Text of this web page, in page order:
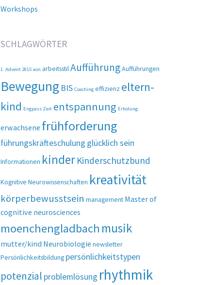
Workshops
SCHLAGWÖRTER
1. Advent 2015 aon arbeitsstilAufführungAufführungen
Bewegung BIS Coaching effizienz eltern-
kind Engpass Zeit entspannung Erholung
erwachsene frühforderung
führungskräfteschulung glücklich sein
Informationen kinder Kinderschutzbund
Kognitive Neurowissenschaften kreativität
körperbewusstsein management Master of
cognitive neurosciences
moenchengladbach musik
mutter/kind Neurobiologie newsletter
Persönlichkeitsbildung persönlichkeitstypen
potenzial problemlösung rhythmik